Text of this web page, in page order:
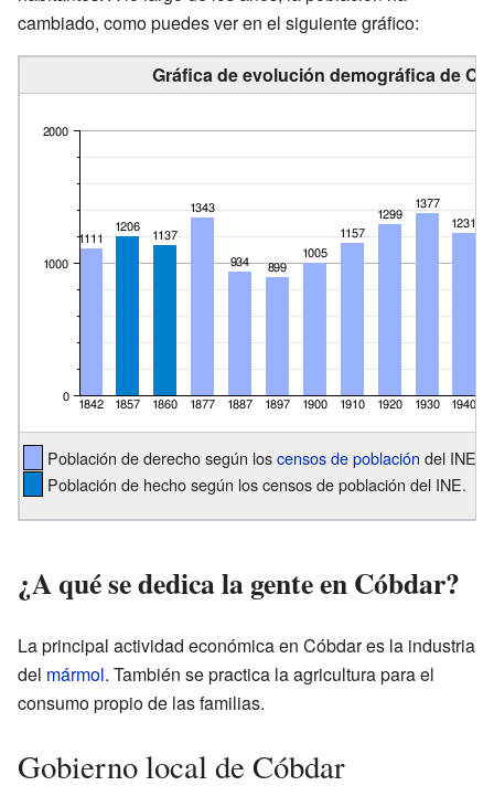
cambiado, como puedes ver en el siguiente gráfico:
Gráfica de evolución demográfica de
Población de derecho según loscensos de población del INE.
Población de hecho según los censos de población del INE.
¿A qué se dedica la gente en Cóbdar?
La principal actividad económica en Cóbdar es la industria
del mármol. También se practica la agricultura para el
consumo propio de las familias.
Gobierno local de Cóbdar